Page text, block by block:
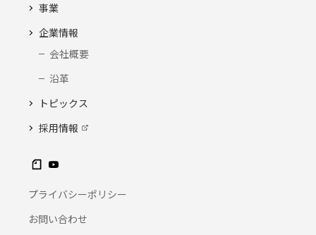
事業
企業情報
会社概要
沿革
トピックス
採用情報
プライバシーポリシー
お問い合わせ